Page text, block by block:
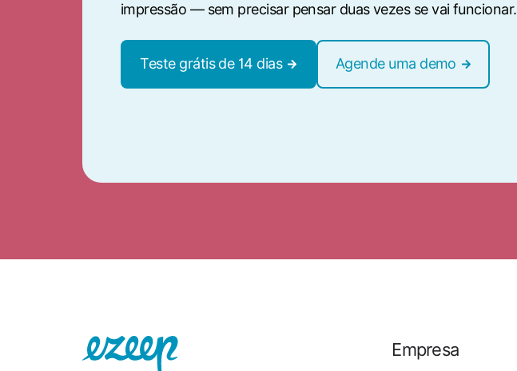
impressão — sem precisar pensar duas vezes se vai funcionar.
Teste grátis de 14 dias Agende uma demo
Empresa